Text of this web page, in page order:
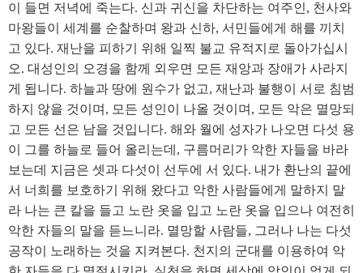
이 들면 저녁에 죽는다. 신과 귀신을 차단하는 여주인, 천사와
마왕들이 세계를 순찰하며 왕과 신하, 서민들에게 해를 끼치
고 있다. 재난을 피하기 위해 일찍 불교 유적지로 돌아가십시
오. 대성인의 오경을 함께 외우면 모든 재앙과 장애가 사라지
게 됩니다. 하늘과 땅에 원수가 없고, 재난과 불행이 서로 침범
하지 않을 것이며, 모든 성인이 나올 것이며, 모든 악은 멸망되
고 모든 선은 남을 것입니다. 해와 월에 성자가 나오면 다섯 용
이 그를 하늘로 들어 올리는데, 구름머리가 악한 자들을 바라
보는데 지금은 셋과 다섯이 선두에 서 있다. 내가 환난의 끝에
서 너희를 보호하기 위해 왔다고 악한 사람들에게 말하지 말
라 나는 큰 칼을 들고 노란 옷을 입고 노란 옷을 입으나 여전히
악한 자들의 말을 듣느니라. 멸망할 사람들, 그러나 나는 다섯
공작이 노래하는 것을 지켜본다. 천지의 군대를 이용하여 악